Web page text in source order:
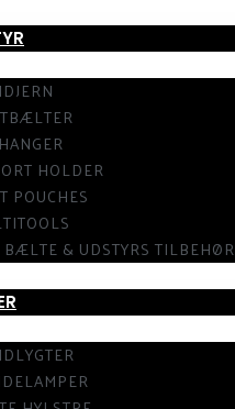
HOLDER
POUCHES
BÆLTE & UDSTYRS TILBEHØR